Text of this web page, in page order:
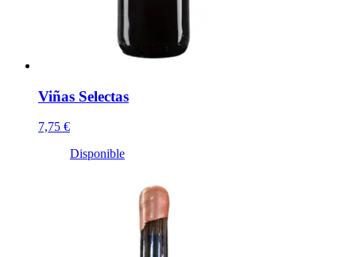
Viñas Selectas
7,75 €
Disponible